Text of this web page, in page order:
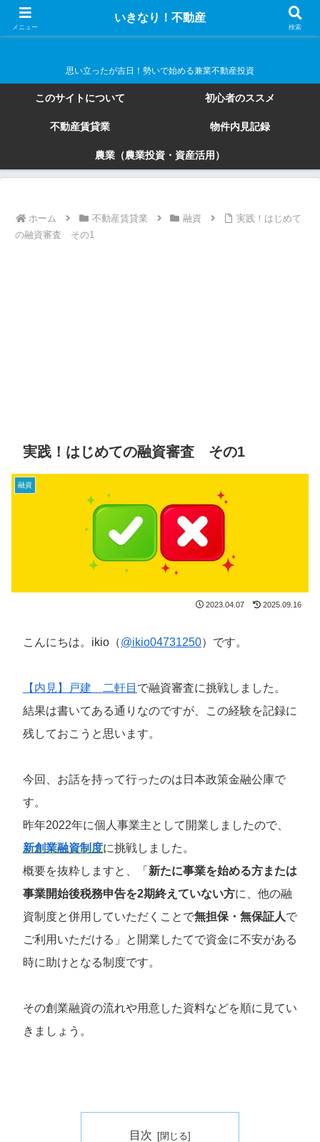
いきなり！不動産
思い立ったが吉日！勢いで始める兼業不動産投資
このサイトについて 初心者のススメ
不動産賃貸業 物件内見記録
農業（農業投資・資産活用）
ホーム 不動産賃貸業 融資
実践！はじめて
の融資審査 その1
実践！はじめての融資審査 その1
融資
2023.04.07 2025.09.16
こんにちは。ikio（@ikio04731250）です。
【内見】戸建 二軒目 で融資審査に挑戦しました。
結果は書いてある通りなのですが、この経験を記録に
残しておこうと思います。
今回、お話を持って行ったのは日本政策金融公庫で
す。
昨年2022年に個人事業主として開業しましたので、
新創業融資制度に挑戦しました。
概要を抜粋しますと、「 新たに事業を始める方または
事業開始後税務申告を2期終えていない方に、他の融
資制度と併用していただくことで無担保・無保証人で
ご利用いただける」と開業したてで資金に不安がある
時に助けとなる制度です。
その創業融資の流れや用意した資料などを順に見てい
きましょう。
目次
メニュー
いきなり！不動産
検索